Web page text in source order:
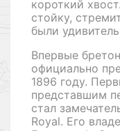
короткий
стойку,
были
Впервые
официально
1896 году.
представшим
стал
Royal. Его